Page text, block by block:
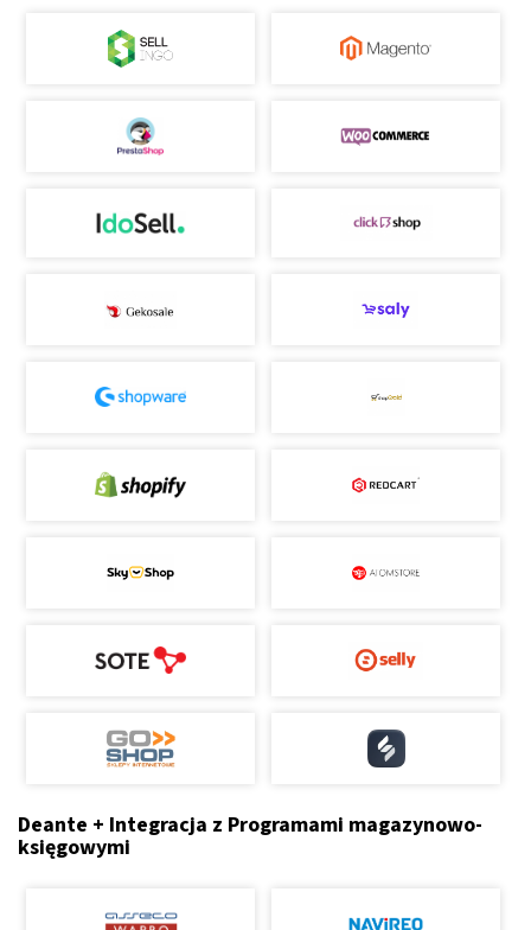
Deante + Integracja z Programami magazynowo-
księgowymi